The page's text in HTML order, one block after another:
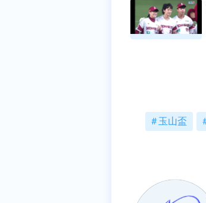
玉山盃